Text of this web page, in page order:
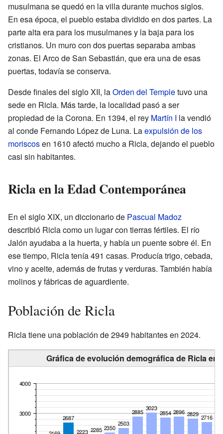
musulmana se quedó en la villa durante muchos siglos.
En esa época, el pueblo estaba dividido en dos partes. La
parte alta era para los musulmanes y la baja para los
cristianos. Un muro con dos puertas separaba ambas
zonas. El Arco de San Sebastián, que era una de esas
puertas, todavía se conserva.
Desde finales del siglo XII, laOrden del Templetuvo una
sede en Ricla. Más tarde, la localidad pasó a ser
propiedad de la Corona. En 1394, el rey Martín I la vendió
al conde Fernando López de Luna. Laexpulsión de los
moriscosen 1610 afectó mucho a Ricla, dejando el pueblo
casi sin habitantes.
Ricla en la Edad Contemporánea
En el siglo XIX, un diccionario de Pascual Madoz
describió Ricla como un lugar con tierras fértiles. El río
Jalón ayudaba a la huerta, y había un puente sobre él. En
ese tiempo, Ricla tenía 491 casas. Producía trigo, cebada,
vino y aceite, además de frutas y verduras. También había
molinos y fábricas de aguardiente.
Población de Ricla
Ricla tiene una población de 2949 habitantes en 2024.
Gráfica de evolución demográfica de Ricla